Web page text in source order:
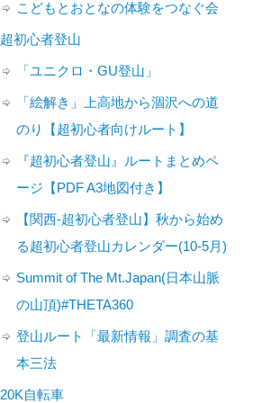
こどもとおとなの体験をつなぐ会
超初心者登山
「ユニクロ・GU登山」
「絵解き」上高地から涸沢への道
のり【超初心者向けルート】
『超初心者登山』ルートまとめペ
ージ【PDF A3地図付き】
【関西-超初心者登山】秋から始め
る超初心者登山カレンダー(10-5月)
Summit of The Mt.Japan(日本山脈
の山頂)#THETA360
登山ルート「最新情報」調査の基
本三法
20K自転車